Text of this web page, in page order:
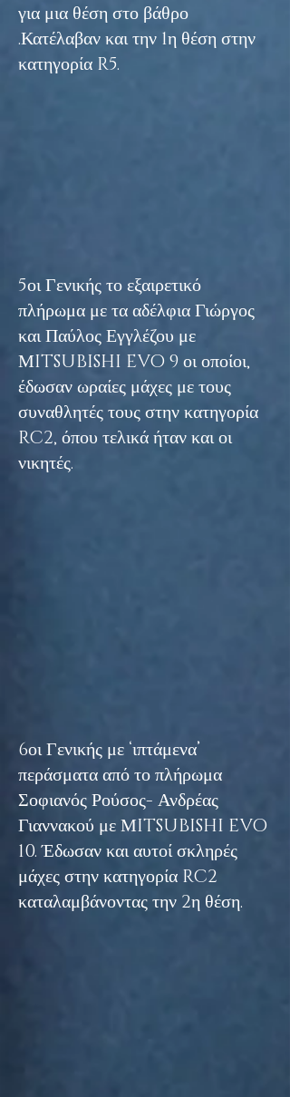
για μια θέση στο βάθρο
.Κατέλαβαν και την 1η θέση στην
κατηγορία R5.
5οι Γενικής το εξαιρετικό
πλήρωμα με τα αδέλφια Γιώργος
και Παύλος Εγγλέζου με
ΜITSUBISHI EVO 9 οι οποίοι,
έδωσαν ωραίες μάχες με τους
συναθλητές τους στην κατηγορία
RC2, όπου τελικά ήταν και οι
νικητές.
6οι Γενικής με ‘ιπτάμενα’
περάσματα από το πλήρωμα
Σοφιανός Ρούσος- Ανδρέας
Γιαννακού με ΜITSUBISHI EVO
10. Έδωσαν και αυτοί σκληρές
μάχες στην κατηγορία RC2
καταλαμβάνοντας την 2η θέση.